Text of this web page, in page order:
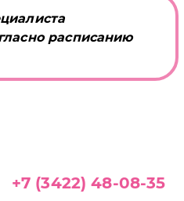
расписанию
+7 (3422) 48-08-35